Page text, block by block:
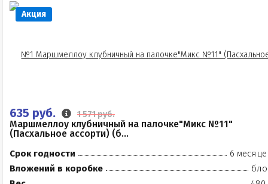
Акция
635 руб. 1 571 руб.
Маршмеллоу клубничный на палочке"Микс №11"
(Пасхальное ассорти) (б...
Срок годности
6
Вложений в коробке